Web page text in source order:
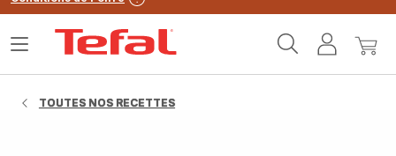
MonMon
Ouvrir
TOUTES NOS RECETTES